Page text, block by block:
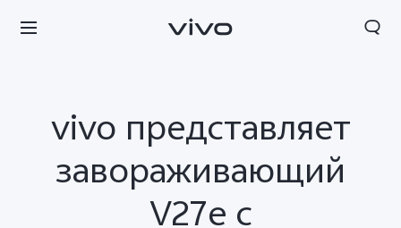
vivo представляет
завораживающий